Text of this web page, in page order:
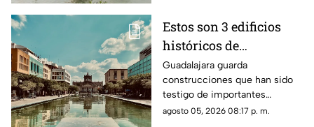
Estos son 3 edificios
históricos de
Guadalajara que tienes
que conocer al menos
una vez
Guadalajara guarda
construcciones que han sido
testigo de importantes
momentos de la historia de la
agosto 05, 2026 08:17 p. m.